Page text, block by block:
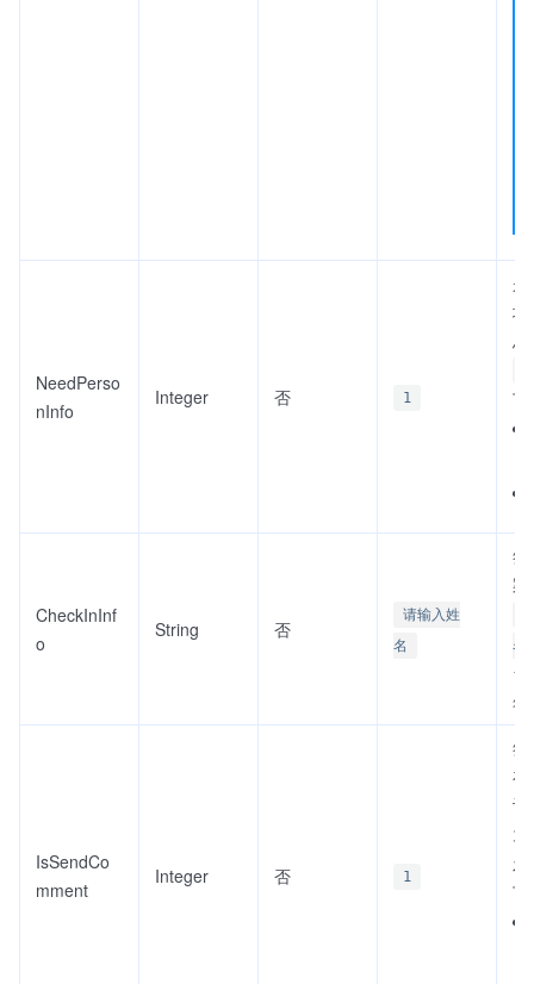
NeedPerso
nInfo
Integer 否 1
是
填
息
下
CheckInInf
o
String 否
请输入姓
名
签
案
名
1
符
IsSendCo
mment
Integer 否 1
签
在
评
为
发
下